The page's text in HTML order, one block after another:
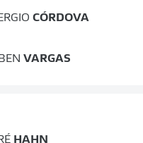
CÓRDOVA
VARGAS
HAHN